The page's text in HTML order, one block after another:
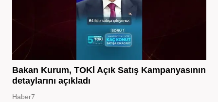
Bakan Kurum, TOKİ Açık Satış Kampanyasının
detaylarını açıkladı
Haber7